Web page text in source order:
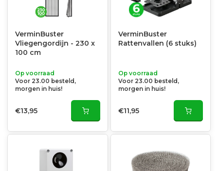
VerminBuster
Vliegengordijn - 230 x
100 cm
Op voorraad
Voor 23.00 besteld,
morgen in huis!
€13,95
VerminBuster
Rattenvallen (6 stuks)
Op voorraad
Voor 23.00 besteld,
morgen in huis!
€11,95